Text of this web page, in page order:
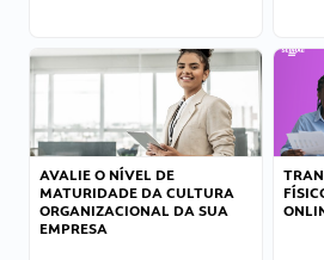
AVALIE O NÍVEL DE
MATURIDADE DA CULTURA
ORGANIZACIONAL DA SUA
EMPRESA